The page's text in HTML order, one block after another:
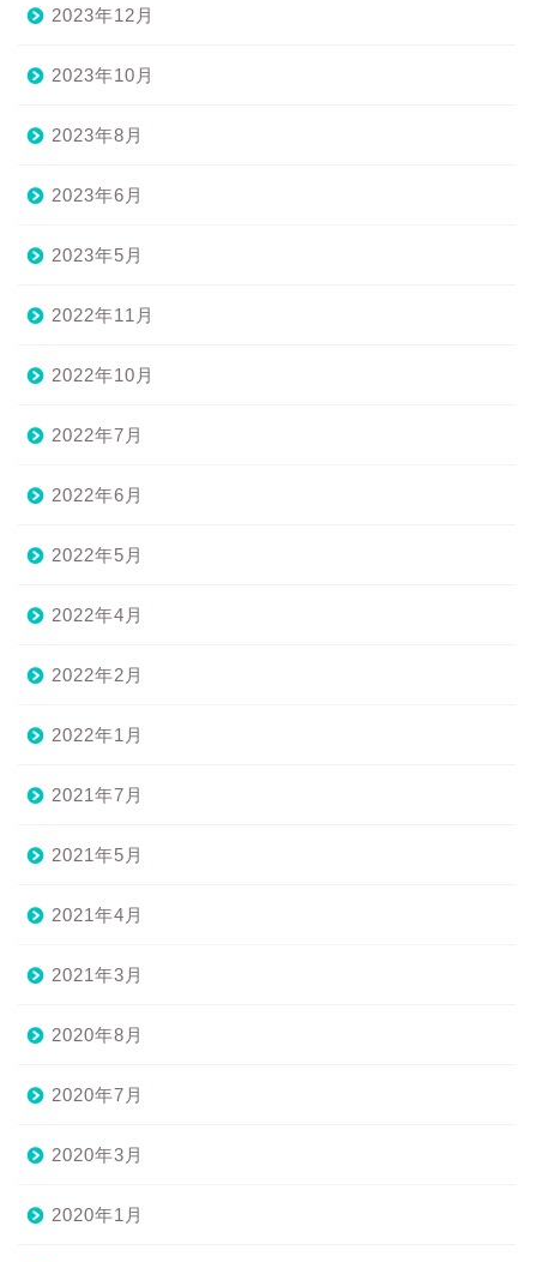
2023年12月
2023年10月
2023年8月
2023年6月
2023年5月
2022年11月
2022年10月
2022年7月
2022年6月
2022年5月
2022年4月
2022年2月
2022年1月
2021年7月
2021年5月
2021年4月
2021年3月
2020年8月
2020年7月
2020年3月
2020年1月